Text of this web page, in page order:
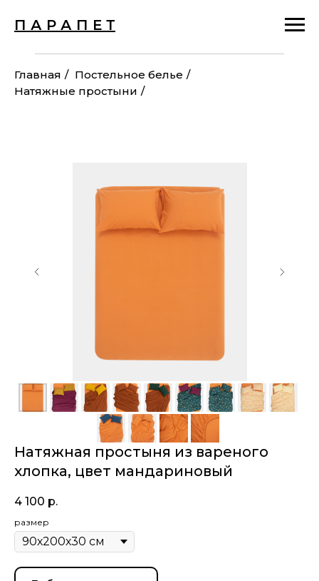
П А Р А П Е Т
Главная / Постельное белье /
Натяжные простыни /
Натяжная простыня из вареного
хлопка, цвет мандариновый
4 100 р.
размер